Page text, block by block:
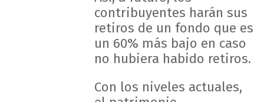
contribuyentes harán sus
retiros de un fondo que es
un 60% más bajo en caso
no hubiera habido retiros.
Con los niveles actuales,